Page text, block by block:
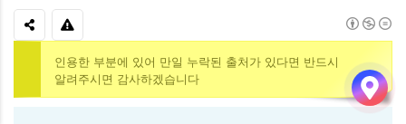
인용한 부분에 있어 만일 누락된 출처가 있다면 반드시
알려주시면 감사하겠습니다